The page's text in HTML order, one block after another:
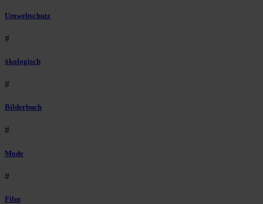
Umweltschutz
#
ökologisch
#
Bilderbuch
#
Mode
#
Film